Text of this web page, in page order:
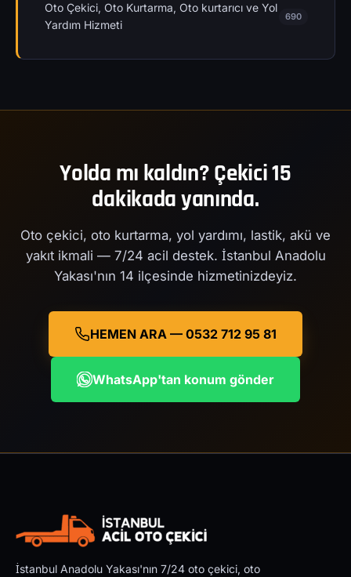
Oto Çekici, Oto Kurtarma, Oto kurtarıcı ve Yol
Yardım Hizmeti
690
Yolda mı kaldın? Çekici 15
dakikada yanında.
Oto çekici, oto kurtarma, yol yardımı, lastik, akü ve
yakıt ikmali — 7/24 acil destek. İstanbul Anadolu
Yakası'nın 14 ilçesinde hizmetinizdeyiz.
HEMEN ARA — 0532 712 95 81
WhatsApp'tan konum gönder
İstanbul Anadolu Yakası'nın 7/24 oto çekici, oto